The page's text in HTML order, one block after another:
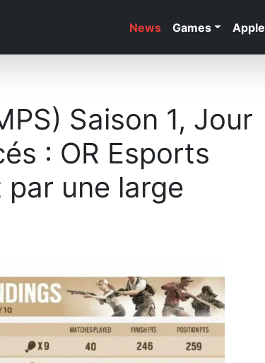
News Games Apple
Saison 1, Jour
: OR Esports
une large